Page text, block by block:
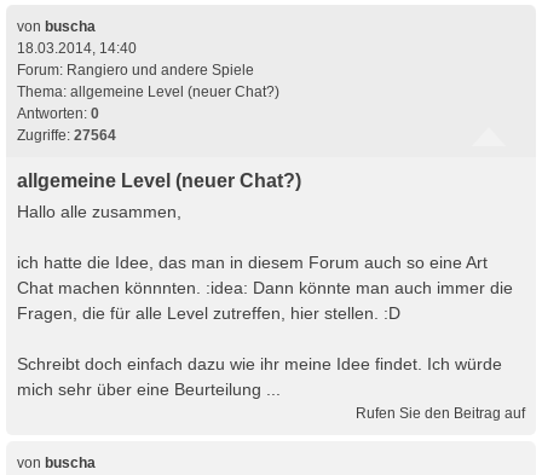
von buscha
18.03.2014, 14:40
Forum: Rangiero und andere Spiele
Thema: allgemeine Level (neuer Chat?)
Antworten: 0
Zugriffe: 27564
allgemeine Level (neuer Chat?)
Hallo alle zusammen,
ich hatte die Idee, das man in diesem Forum auch so eine Art
Chat machen könnnten. :idea: Dann könnte man auch immer die
Fragen, die für alle Level zutreffen, hier stellen. :D
Schreibt doch einfach dazu wie ihr meine Idee findet. Ich würde
mich sehr über eine Beurteilung ...
Rufen Sie den Beitrag auf
von buscha